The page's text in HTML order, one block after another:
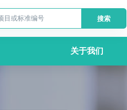
搜索
关于我们